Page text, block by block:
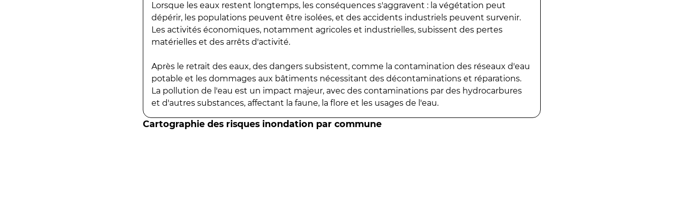
Lorsque les eaux restent longtemps, les conséquences s'aggravent : la végétation peut
dépérir, les populations peuvent être isolées, et des accidents industriels peuvent survenir.
Les activités économiques, notamment agricoles et industrielles, subissent des pertes
matérielles et des arrêts d'activité.
Après le retrait des eaux, des dangers subsistent, comme la contamination des réseaux d'eau
potable et les dommages aux bâtiments nécessitant des décontaminations et réparations.
La pollution de l'eau est un impact majeur, avec des contaminations par des hydrocarbures
et d'autres substances, affectant la faune, la flore et les usages de l'eau.
Cartographie des risques inondation par commune